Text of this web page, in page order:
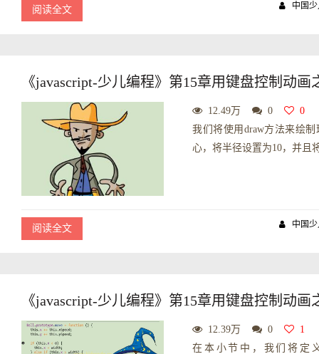
阅读全文 中国
《javascript-少儿编程》第15章用键盘控制动画
12.49万 0 0
我们将使用draw方法来绘
心，将半径设置为10，并且
阅读全文 中国
《javascript-少儿编程》第15章用键盘控制动画
12.39万 0 1
在本小节中，我们将定